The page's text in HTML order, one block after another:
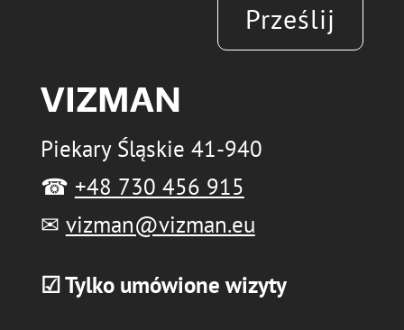
Prześlij
VIZMAN
Piekary Śląskie 41-940
☎ +48 730 456 915
✉ vizman@vizman.eu
☑ Tylko umówione wizyty